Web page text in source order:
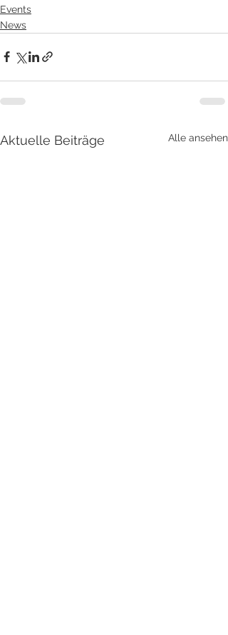
Events
News
Aktuelle Beiträge Alle ansehen